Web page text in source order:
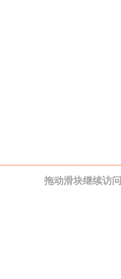
拖动滑块继续访问